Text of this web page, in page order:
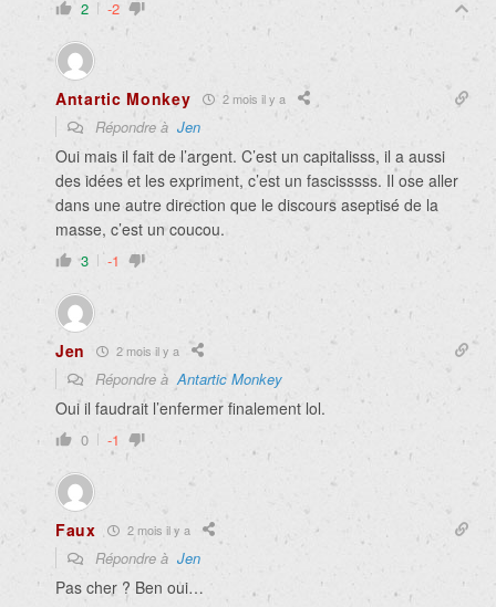
2 -2
Antartic Monkey 2 mois il y a
Répondre à Jen
Oui mais il fait de l’argent. C’est un capitalisss, il a aussi
des idées et les expriment, c’est un fascisssss. Il ose aller
dans une autre direction que le discours aseptisé de la
masse, c’est un coucou.
3 -1
Jen 2 mois il y a
Répondre àAntartic Monkey
Oui il faudrait l’enfermer finalement lol.
0 -1
Faux 2 mois il y a
Répondre à Jen
Pas cher ? Ben oui…